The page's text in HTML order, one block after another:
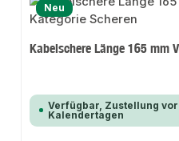
Neu
Kabelschere Länge 165 mm
Verfügbar, Zustellung
Kalendertagen